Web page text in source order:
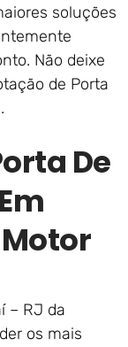
soluções
Não deixe
de Porta
De
– RJ da
os mais